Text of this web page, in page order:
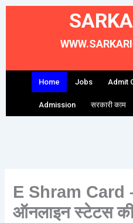
Skip
Home Jobs Admit
Admission सरकारी काम
E Shram Card
ऑनलाइन स्टेटस की